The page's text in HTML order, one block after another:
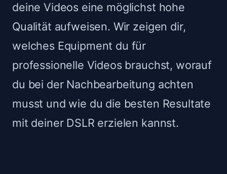
deine Videos eine möglichst hohe
Qualität aufweisen. Wir zeigen dir,
welches Equipment du für
professionelle Videos brauchst, worauf
du bei der Nachbearbeitung achten
musst und wie du die besten Resultate
mit deiner DSLR erzielen kannst.